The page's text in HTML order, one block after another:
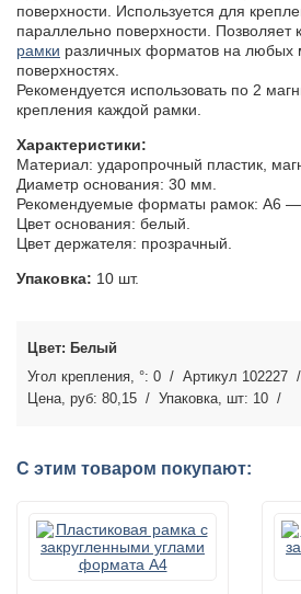
поверхности. Используется для
параллельно поверхности. Позволяет
рамки различных форматов на любых
поверхностях.
Рекомендуется использовать по 2
крепления каждой рамки.
Характеристики:
Материал: ударопрочный пластик,
Диаметр основания: 30 мм.
Рекомендуемые форматы рамок: А6 —
Цвет основания: белый.
Цвет держателя: прозрачный.
Упаковка: 10 шт.
Белый
0
102227
80,15
10
С этим товаром покупают: